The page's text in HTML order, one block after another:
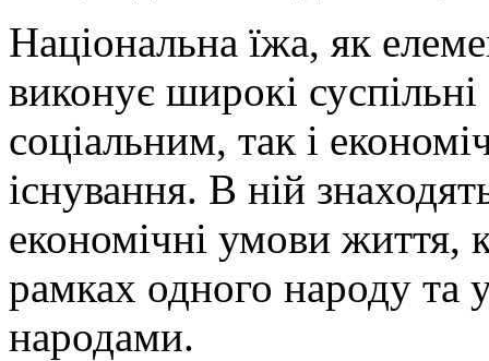
Національна їжа, як
виконує широкі
соціальним, так і
існування. В ній
економічні умови життя,
рамках одного народу та
народами.